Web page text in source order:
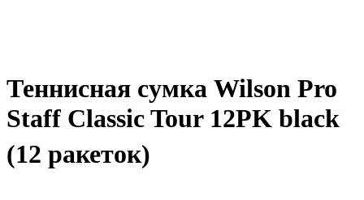
Теннисная сумка Wilson Pro
Staff Classic Tour 12PK black
(12 ракеток)